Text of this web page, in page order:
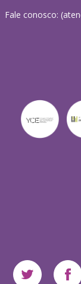
Fale conosco: